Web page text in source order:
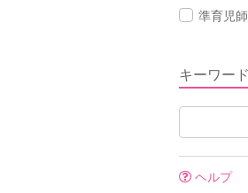
準育児師
キーワー
ヘルプ